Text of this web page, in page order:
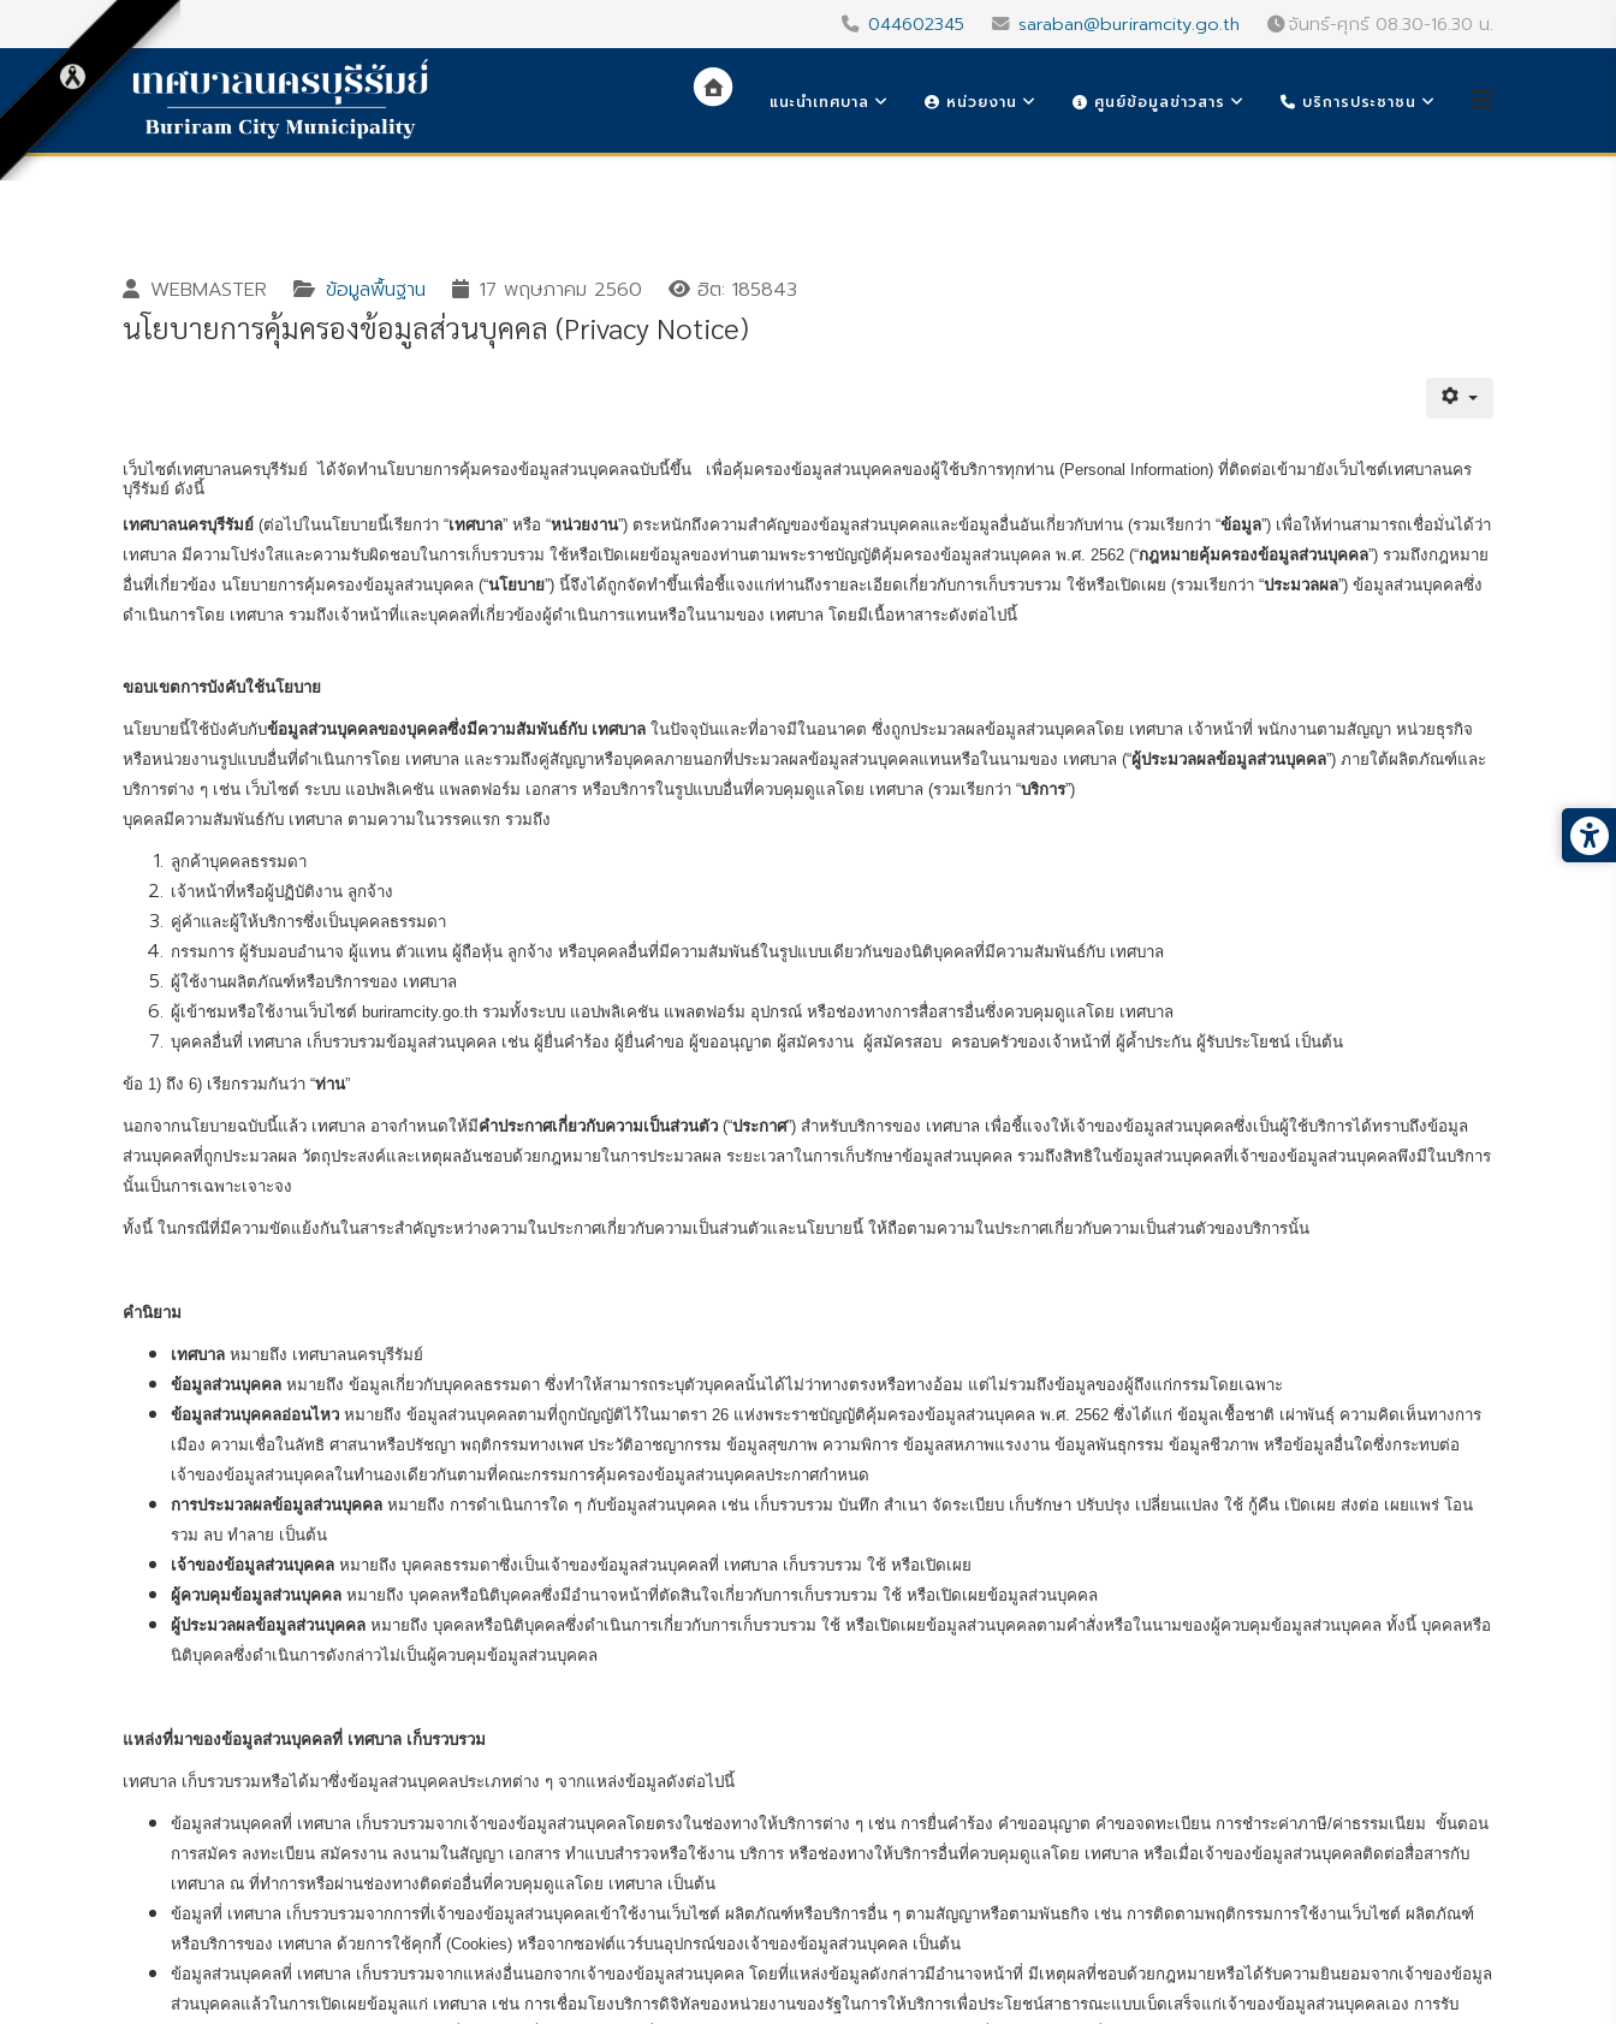
044602345 saraban@buriramcity.go.th จันทร์-ศุกร์ 08.30-16.30 น.
แนะนำเทศบาล หน่วยงาน ศูนย์ข้อมูลข่าวสาร บริการประชาชน
WEBMASTER ข้อมูลพื้นฐาน 17 พฤษภาคม 2560 ฮิต: 185843
นโยบายการคุ้มครองข้อมูลส่วนบุคคล (Privacy Notice)
เว็บไซต์เทศบาลนครบุรีรัมย์ ได้จัดทำนโยบายการคุ้มครองข้อมูลส่วนบุคคลฉบับนี้ขึ้น เพื่อคุ้มครองข้อมูลส่วนบุคคลของผู้ใช้บริการทุกท่าน (Personal Information) ที่ติดต่อเข้ามายังเว็บไซต์เทศบาลนคร
บุรีรัมย์ ดังนี้
เทศบาลนครบุรีรัมย์ (ต่อไปในนโยบายนี้เรียกว่า “เทศบาล” หรือ “หน่วยงาน”) ตระหนักถึงความสำคัญของข้อมูลส่วนบุคคลและข้อมูลอื่นอันเกี่ยวกับท่าน (รวมเรียกว่า “ข้อมูล”) เพื่อให้ท่านสามารถเชื่อมั่นได้ว่า
เทศบาล มีความโปร่งใสและความรับผิดชอบในการเก็บรวบรวม ใช้หรือเปิดเผยข้อมูลของท่านตามพระราชบัญญัติคุ้มครองข้อมูลส่วนบุคคล พ.ศ. 2562 (“กฎหมายคุ้มครองข้อมูลส่วนบุคคล”) รวมถึงกฎหมาย
อื่นที่เกี่ยวข้อง นโยบายการคุ้มครองข้อมูลส่วนบุคคล (“นโยบาย”) นี้จึงได้ถูกจัดทำขึ้นเพื่อชี้แจงแก่ท่านถึงรายละเอียดเกี่ยวกับการเก็บรวบรวม ใช้หรือเปิดเผย (รวมเรียกว่า “ประมวลผล”) ข้อมูลส่วนบุคคลซึ่ง
ดำเนินการโดย เทศบาล รวมถึงเจ้าหน้าที่และบุคคลที่เกี่ยวข้องผู้ดำเนินการแทนหรือในนามของ เทศบาล โดยมีเนื้อหาสาระดังต่อไปนี้
ขอบเขตการบังคับใช้นโยบาย
นโยบายนี้ใช้บังคับกับข้อมูลส่วนบุคคลของบุคคลซึ่งมีความสัมพันธ์กับ เทศบาล ในปัจจุบันและที่อาจมีในอนาคต ซึ่งถูกประมวลผลข้อมูลส่วนบุคคลโดย เทศบาล เจ้าหน้าที่ พนักงานตามสัญญา หน่วยธุรกิจ
หรือหน่วยงานรูปแบบอื่นที่ดำเนินการโดย เทศบาล และรวมถึงคู่สัญญาหรือบุคคลภายนอกที่ประมวลผลข้อมูลส่วนบุคคลแทนหรือในนามของ เทศบาล (“ผู้ประมวลผลข้อมูลส่วนบุคคล”) ภายใต้ผลิตภัณฑ์และ
บริการต่าง ๆ เช่น เว็บไซต์ ระบบ แอปพลิเคชัน แพลตฟอร์ม เอกสาร หรือบริการในรูปแบบอื่นที่ควบคุมดูแลโดย เทศบาล (รวมเรียกว่า “บริการ”)
บุคคลมีความสัมพันธ์กับ เทศบาล ตามความในวรรคแรก รวมถึง
ลูกค้าบุคคลธรรมดา
เจ้าหน้าที่หรือผู้ปฏิบัติงาน ลูกจ้าง
คู่ค้าและผู้ให้บริการซึ่งเป็นบุคคลธรรมดา
กรรมการ ผู้รับมอบอำนาจ ผู้แทน ตัวแทน ผู้ถือหุ้น ลูกจ้าง หรือบุคคลอื่นที่มีความสัมพันธ์ในรูปแบบเดียวกันของนิติบุคคลที่มีความสัมพันธ์กับ เทศบาล
ผู้ใช้งานผลิตภัณฑ์หรือบริการของ เทศบาล
ผู้เข้าชมหรือใช้งานเว็บไซต์ buriramcity.go.th รวมทั้งระบบ แอปพลิเคชัน แพลตฟอร์ม อุปกรณ์ หรือช่องทางการสื่อสารอื่นซึ่งควบคุมดูแลโดย เทศบาล
บุคคลอื่นที่ เทศบาล เก็บรวบรวมข้อมูลส่วนบุคคล เช่น ผู้ยื่นคำร้อง ผู้ยื่นคำขอ ผู้ขออนุญาต ผู้สมัครงาน ผู้สมัครสอบ ครอบครัวของเจ้าหน้าที่ ผู้ค้ำประกัน ผู้รับประโยชน์ เป็นต้น
ข้อ 1) ถึง 6) เรียกรวมกันว่า “ท่าน”
นอกจากนโยบายฉบับนี้แล้ว เทศบาล อาจกำหนดให้มีคำประกาศเกี่ยวกับความเป็นส่วนตัว (“ประกาศ”) สำหรับบริการของ เทศบาล เพื่อชี้แจงให้เจ้าของข้อมูลส่วนบุคคลซึ่งเป็นผู้ใช้บริการได้ทราบถึงข้อมูล
ส่วนบุคคลที่ถูกประมวลผล วัตถุประสงค์และเหตุผลอันชอบด้วยกฎหมายในการประมวลผล ระยะเวลาในการเก็บรักษาข้อมูลส่วนบุคคล รวมถึงสิทธิในข้อมูลส่วนบุคคลที่เจ้าของข้อมูลส่วนบุคคลพึงมีในบริการ
นั้นเป็นการเฉพาะเจาะจง
ทั้งนี้ ในกรณีที่มีความขัดแย้งกันในสาระสำคัญระหว่างความในประกาศเกี่ยวกับความเป็นส่วนตัวและนโยบายนี้ ให้ถือตามความในประกาศเกี่ยวกับความเป็นส่วนตัวของบริการนั้น
คำนิยาม
เทศบาล หมายถึง เทศบาลนครบุรีรัมย์
ข้อมูลส่วนบุคคล หมายถึง ข้อมูลเกี่ยวกับบุคคลธรรมดา ซึ่งทำให้สามารถระบุตัวบุคคลนั้นได้ไม่ว่าทางตรงหรือทางอ้อม แต่ไม่รวมถึงข้อมูลของผู้ถึงแก่กรรมโดยเฉพาะ
ข้อมูลส่วนบุคคลอ่อนไหว หมายถึง ข้อมูลส่วนบุคคลตามที่ถูกบัญญัติไว้ในมาตรา 26 แห่งพระราชบัญญัติคุ้มครองข้อมูลส่วนบุคคล พ.ศ. 2562 ซึ่งได้แก่ ข้อมูลเชื้อชาติ เผ่าพันธุ์ ความคิดเห็นทางการ
เมือง ความเชื่อในลัทธิ ศาสนาหรือปรัชญา พฤติกรรมทางเพศ ประวัติอาชญากรรม ข้อมูลสุขภาพ ความพิการ ข้อมูลสหภาพแรงงาน ข้อมูลพันธุกรรม ข้อมูลชีวภาพ หรือข้อมูลอื่นใดซึ่งกระทบต่อ
เจ้าของข้อมูลส่วนบุคคลในทำนองเดียวกันตามที่คณะกรรมการคุ้มครองข้อมูลส่วนบุคคลประกาศกำหนด
การประมวลผลข้อมูลส่วนบุคคล หมายถึง การดำเนินการใด ๆ กับข้อมูลส่วนบุคคล เช่น เก็บรวบรวม บันทึก สำเนา จัดระเบียบ เก็บรักษา ปรับปรุง เปลี่ยนแปลง ใช้ กู้คืน เปิดเผย ส่งต่อ เผยแพร่ โอน
รวม ลบ ทำลาย เป็นต้น
เจ้าของข้อมูลส่วนบุคคล หมายถึง บุคคลธรรมดาซึ่งเป็นเจ้าของข้อมูลส่วนบุคคลที่ เทศบาล เก็บรวบรวม ใช้ หรือเปิดเผย
ผู้ควบคุมข้อมูลส่วนบุคคล หมายถึง บุคคลหรือนิติบุคคลซึ่งมีอำนาจหน้าที่ตัดสินใจเกี่ยวกับการเก็บรวบรวม ใช้ หรือเปิดเผยข้อมูลส่วนบุคคล
ผู้ประมวลผลข้อมูลส่วนบุคคล หมายถึง บุคคลหรือนิติบุคคลซึ่งดำเนินการเกี่ยวกับการเก็บรวบรวม ใช้ หรือเปิดเผยข้อมูลส่วนบุคคลตามคำสั่งหรือในนามของผู้ควบคุมข้อมูลส่วนบุคคล ทั้งนี้ บุคคลหรือ
นิติบุคคลซึ่งดำเนินการดังกล่าวไม่เป็นผู้ควบคุมข้อมูลส่วนบุคคล
แหล่งที่มาของข้อมูลส่วนบุคคลที่ เทศบาล เก็บรวบรวม
เทศบาล เก็บรวบรวมหรือได้มาซึ่งข้อมูลส่วนบุคคลประเภทต่าง ๆ จากแหล่งข้อมูลดังต่อไปนี้
ข้อมูลส่วนบุคคลที่ เทศบาล เก็บรวบรวมจากเจ้าของข้อมูลส่วนบุคคลโดยตรงในช่องทางให้บริการต่าง ๆ เช่น การยื่นคำร้อง คำขออนุญาต คำขอจดทะเบียน การชำระค่าภาษี/ค่าธรรมเนียม ขั้นตอน
การสมัคร ลงทะเบียน สมัครงาน ลงนามในสัญญา เอกสาร ทำแบบสำรวจหรือใช้งาน บริการ หรือช่องทางให้บริการอื่นที่ควบคุมดูแลโดย เทศบาล หรือเมื่อเจ้าของข้อมูลส่วนบุคคลติดต่อสื่อสารกับ
เทศบาล ณ ที่ทำการหรือผ่านช่องทางติดต่ออื่นที่ควบคุมดูแลโดย เทศบาล เป็นต้น
ข้อมูลที่ เทศบาล เก็บรวบรวมจากการที่เจ้าของข้อมูลส่วนบุคคลเข้าใช้งานเว็บไซต์ ผลิตภัณฑ์หรือบริการอื่น ๆ ตามสัญญาหรือตามพันธกิจ เช่น การติดตามพฤติกรรมการใช้งานเว็บไซต์ ผลิตภัณฑ์
หรือบริการของ เทศบาล ด้วยการใช้คุกกี้ (Cookies) หรือจากซอฟต์แวร์บนอุปกรณ์ของเจ้าของข้อมูลส่วนบุคคล เป็นต้น
ข้อมูลส่วนบุคคลที่ เทศบาล เก็บรวบรวมจากแหล่งอื่นนอกจากเจ้าของข้อมูลส่วนบุคคล โดยที่แหล่งข้อมูลดังกล่าวมีอำนาจหน้าที่ มีเหตุผลที่ชอบด้วยกฎหมายหรือได้รับความยินยอมจากเจ้าของข้อมูล
ส่วนบุคคลแล้วในการเปิดเผยข้อมูลแก่ เทศบาล เช่น การเชื่อมโยงบริการดิจิทัลของหน่วยงานของรัฐในการให้บริการเพื่อประโยชน์สาธารณะแบบเบ็ดเสร็จแก่เจ้าของข้อมูลส่วนบุคคลเอง การรับ